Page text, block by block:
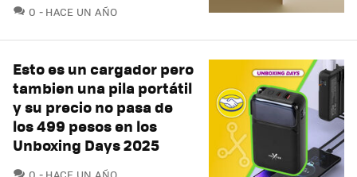
0 COMENTARIOS
HACE UN AÑO
Esto es un cargador pero
tambien una pila portátil
y su precio no pasa de
los 499 pesos en los
Unboxing Days 2025
COMENTARIOS